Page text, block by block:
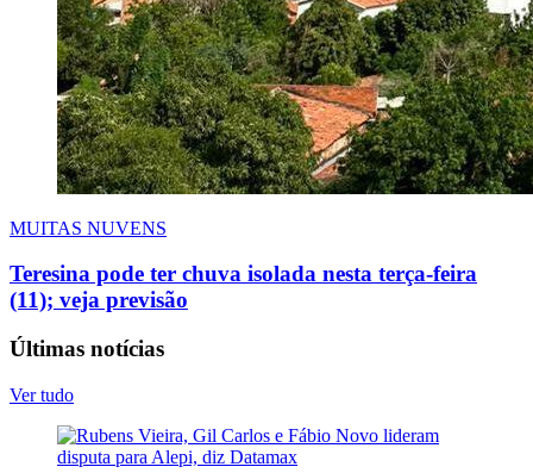
MUITAS NUVENS
Teresina pode ter chuva isolada nesta terça-feira
(11); veja previsão
Últimas notícias
Ver tudo